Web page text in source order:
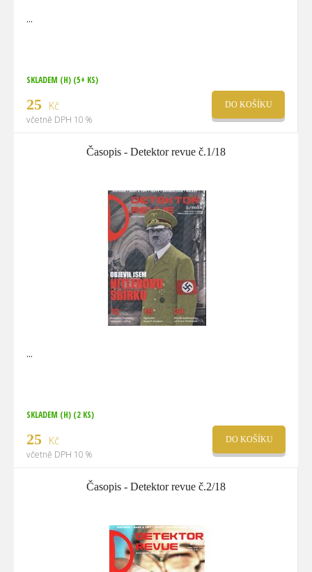
SKLADEM (H) (5+ KS)
25 Kč
včetně DPH 10 %
DO KOŠÍKU
Časopis - Detektor revue č.1/18
SKLADEM (H) (2 KS)
25 Kč
včetně DPH 10 %
DO KOŠÍKU
Časopis - Detektor revue č.2/18